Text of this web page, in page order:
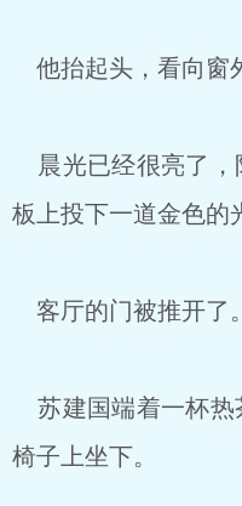
他抬起头，看向窗
晨光已经很亮了，
板上投下一道金色的
客厅的门被推开了。
苏建国端着一杯热
椅子上坐下。